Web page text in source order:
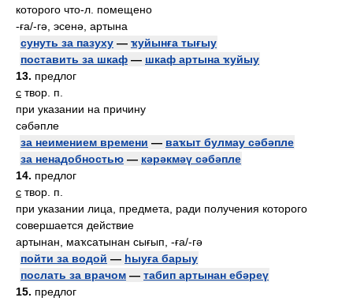
которого что-л. помещено
-ға/-гә, эсенә, артына
сунуть за пазуху — ҡуйынға тығыу
поставить за шкаф — шкаф артына ҡуйыу
13. предлог
с твор. п.
при указании на причину
сәбәпле
за неимением времени — ваҡыт булмау сәбәпле
за ненадобностью — кәрәкмәү сәбәпле
14. предлог
с твор. п.
при указании лица, предмета, ради получения которого
совершается действие
артынан, маҡсатынан сығып, -ға/-гә
пойти за водой — һыуға барыу
послать за врачом — табип артынан ебәреү
15. предлог